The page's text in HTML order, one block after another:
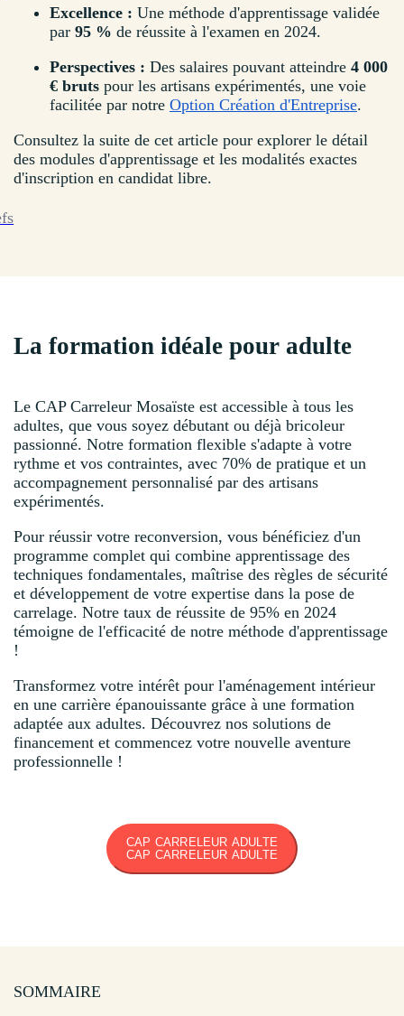
Excellence : Une méthode d'apprentissage validée
par 95 % de réussite à l'examen en 2024.
Perspectives : Des salaires pouvant atteindre 4 000
€ bruts pour les artisans expérimentés, une voie
facilitée par notre Option Création d'Entreprise.
Consultez la suite de cet article pour explorer le détail
des modules d'apprentissage et les modalités exactes
d'inscription en candidat libre.
La formation idéale pour adulte
Le CAP Carreleur Mosaïste est accessible à tous les
adultes, que vous soyez débutant ou déjà bricoleur
passionné. Notre formation flexible s'adapte à votre
rythme et vos contraintes, avec 70% de pratique et un
accompagnement personnalisé par des artisans
expérimentés.
Pour réussir votre reconversion, vous bénéficiez d'un
programme complet qui combine apprentissage des
techniques fondamentales, maîtrise des règles de sécurité
et développement de votre expertise dans la pose de
carrelage. Notre taux de réussite de 95% en 2024
témoigne de l'efficacité de notre méthode d'apprentissage
!
Transformez votre intérêt pour l'aménagement intérieur
en une carrière épanouissante grâce à une formation
adaptée aux adultes. Découvrez nos solutions de
financement et commencez votre nouvelle aventure
professionnelle !
CAP CARRELEUR ADULTE
CAP CARRELEUR ADULTE
SOMMAIRE